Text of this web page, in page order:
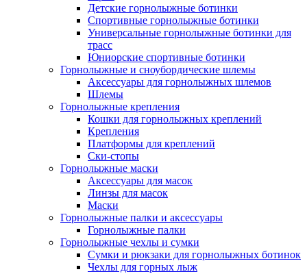
Детские горнолыжные ботинки
Спортивные горнолыжные ботинки
Универсальные горнолыжные ботинки для
трасс
Юниорские спортивные ботинки
Горнолыжные и сноубордические шлемы
Аксессуары для горнолыжных шлемов
Шлемы
Горнолыжные крепления
Кошки для горнолыжных креплений
Крепления
Платформы для креплений
Ски-стопы
Горнолыжные маски
Аксессуары для масок
Линзы для масок
Маски
Горнолыжные палки и аксессуары
Горнолыжные палки
Горнолыжные чехлы и сумки
Сумки и рюкзаки для горнолыжных ботинок
Чехлы для горных лыж